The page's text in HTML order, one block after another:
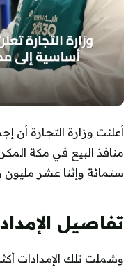
أعلنت وزارة التجارة أن
منافذ البيع في مكة
ستمائة وإثنا عشر
تفاصيل
وشملت تلك الإمدادات